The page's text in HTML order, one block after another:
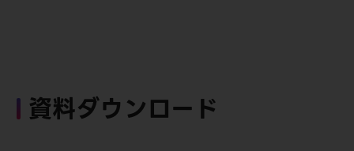
資料ダウンロード